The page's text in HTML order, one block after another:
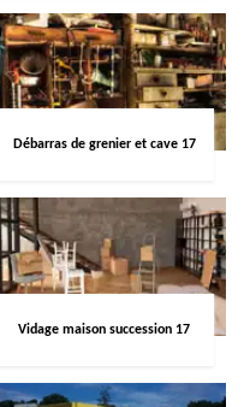
Débarras de grenier et cave 17
Vidage maison succession 17